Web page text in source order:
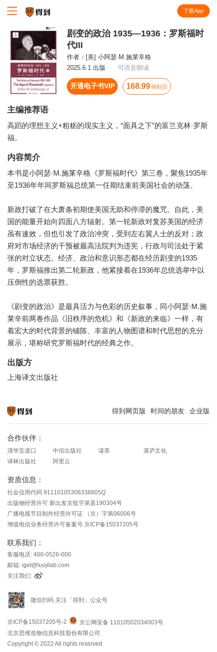
下载App
剧变的政治 1935—1936：罗斯福时
代III
作者： [美] 小阿瑟·M.施莱辛格
2025.6.1 出版
可语音朗读
开通电子书VIP 168.99 得到贝
主编推荐语
高蹈的理想主义+粗粝的现实主义，“面具之下”的富兰克林·罗斯
福。
内容简介
本书是小阿瑟·M.施莱辛格《罗斯福时代》第三卷，聚焦1935年
至1936年年间罗斯福总统第一任期结束前美国社会的动荡。
新政打破了在大萧条初期使美国无助和停滞的魔咒。自此，美
国的能量开始向四面八方辐射。第一轮新政对复苏美国的经济
虽有速效，但也引发了政治冲突，受到左右翼人士的反对；政
府对市场经济的干预被最高法院判为违宪，行政与司法处于紧
张的对立状态。经济、政治和意识形态都在经历剧变的1935
年，罗斯福推出第二轮新政，他紧接着在1936年总统选举中以
压倒性的选票获胜。
《剧变的政治》是最具活力与色彩的历史叙事，同小阿瑟·M.施
莱辛前两卷作品《旧秩序的危机》和《新政的来临》一样，有
着宏大的时代背景的铺陈、丰富的人物图谱和时代思想的充分
展示，堪称研究罗斯福时代的经典之作。
出版方
上海译文出版社
得到网页版 时间的朋友 企业版
合作伙伴：
清华五道口 中信出版社 读库
湛庐文化
译林出版社
阿里云
资质信息：
社会信用代码 91110105306338805Q
出版物经营许可 新出发京批字第直190304号
广播电视节目制作经营许可证 （京）字第06006号
增值电信业务经营许可备案号 京ICP备15037205号
联系我们：
客服电话: 400-0526-000
邮箱: iget@luojilab.com
关注我们:
微信扫码 关注「得到」公众号
京ICP备15037205号-2
京公网安备 11010502034003号
北京思维造物信息科技股份有限公司
Copyright © 2022 All rights reserved